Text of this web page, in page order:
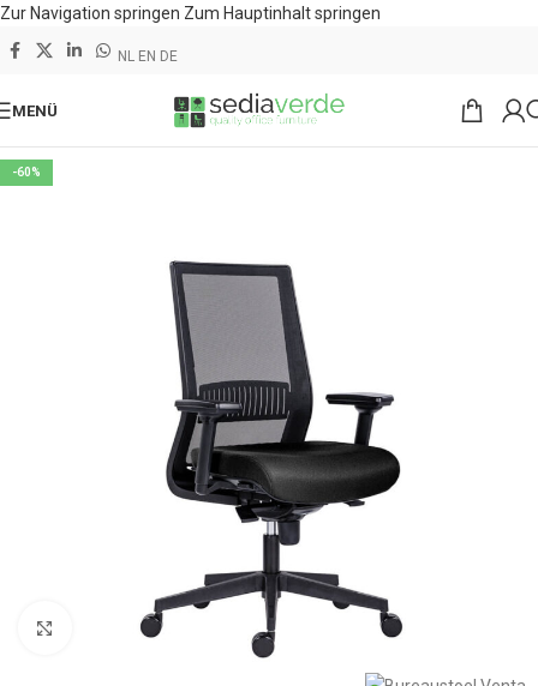
Zur Navigation springen Zum Hauptinhalt springen
NL EN DE
MENÜ
-60%
Zum Vergrößern anklicken